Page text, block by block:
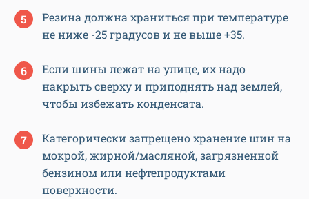
Резина должна храниться при температуре
не ниже -25 градусов и не выше +35.
Если шины лежат на улице, их надо
накрыть сверху и приподнять над землей,
чтобы избежать конденсата.
Категорически запрещено хранение шин на
мокрой, жирной/масляной, загрязненной
бензином или нефтепродуктами
поверхности.